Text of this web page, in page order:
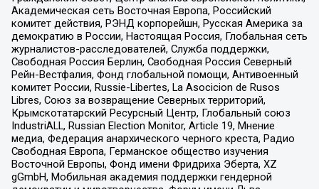
Академическая сеть Восточная Европа, Российский
комитет действия, РЭНД корпорейшн, Русская Америка за
демократию в России, Настоящая Россия, Глобальная сеть
журналистов-расследователей, Служба поддержки,
Свободная Россия Берлин, Свободная Россия Северный
Рейн-Вестфалия, Фонд глобальной помощи, Антивоенный
комитет России, Russie-Libertes, La Asocicion de Rusos
Libres, Союз за возвращение Северных территорий,
Крымскотатарский Ресурсный Центр, Глобальный союз
IndustriALL, Russian Election Monitor, Article 19, Мнение
медиа, Федерация анархического черного креста, Радио
Свободная Европа, Германское общество изучения
Восточной Европы, Фонд имени Фридриха Эберта, XZ
gGmbH, Мобильная академия поддержки гендерной